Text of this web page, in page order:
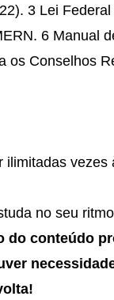
3 Lei
6 Manual
Conselhos
no seu
do conteúdo